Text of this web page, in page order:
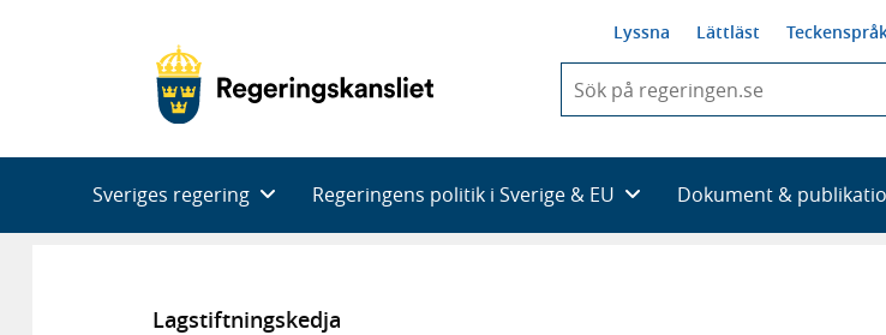
Lyssna Lättläst
du
skriva
framträder
en
Sveriges regering Regeringens politik i Sverige & EU Dokument &
Lagstiftningskedja